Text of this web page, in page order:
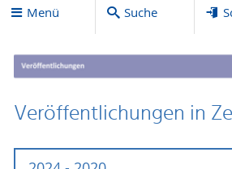
Menü Suche
Veröffentlichungen in